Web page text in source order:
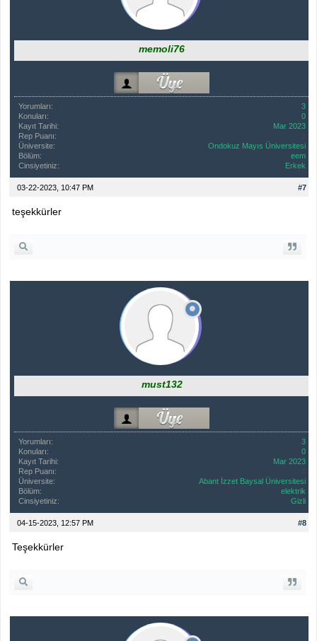
memoli76
Yorumları:
3
Konuları:
0
Kayıt Tarihi:
Mar 2023
Rep Puanı:
Üniversite:
Ondokuz Mayıs Üniversitesi
Bölüm:
eem
Cinsiyetiniz:
Erkek
#7
03-22-2023, 10:47 PM
teşekkürler
must132
Yorumları:
3
Konuları:
0
Kayıt Tarihi:
Mar 2023
Rep Puanı:
Üniversite:
Abant İzzet Baysal Üniversitesi
Bölüm:
elektrik
Cinsiyetiniz:
Gizli
#8
04-15-2023, 12:57 PM
Teşekkürler